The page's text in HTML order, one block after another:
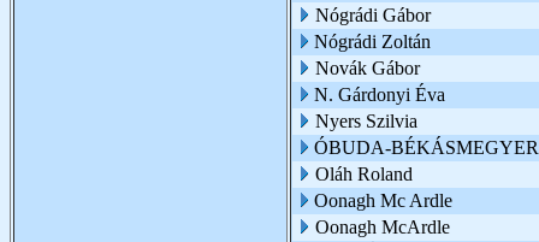
Nógrádi Gábor
Nógrádi Zoltán
Novák Gábor
N. Gárdonyi Éva
Nyers Szilvia
ÓBUDA-
Oláh Roland
Oonagh Mc Ardle
Oonagh McArdle